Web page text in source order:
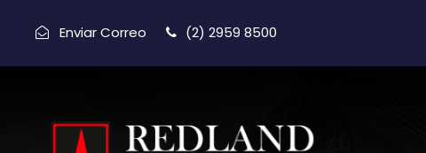
Enviar Correo (2) 2959 8500